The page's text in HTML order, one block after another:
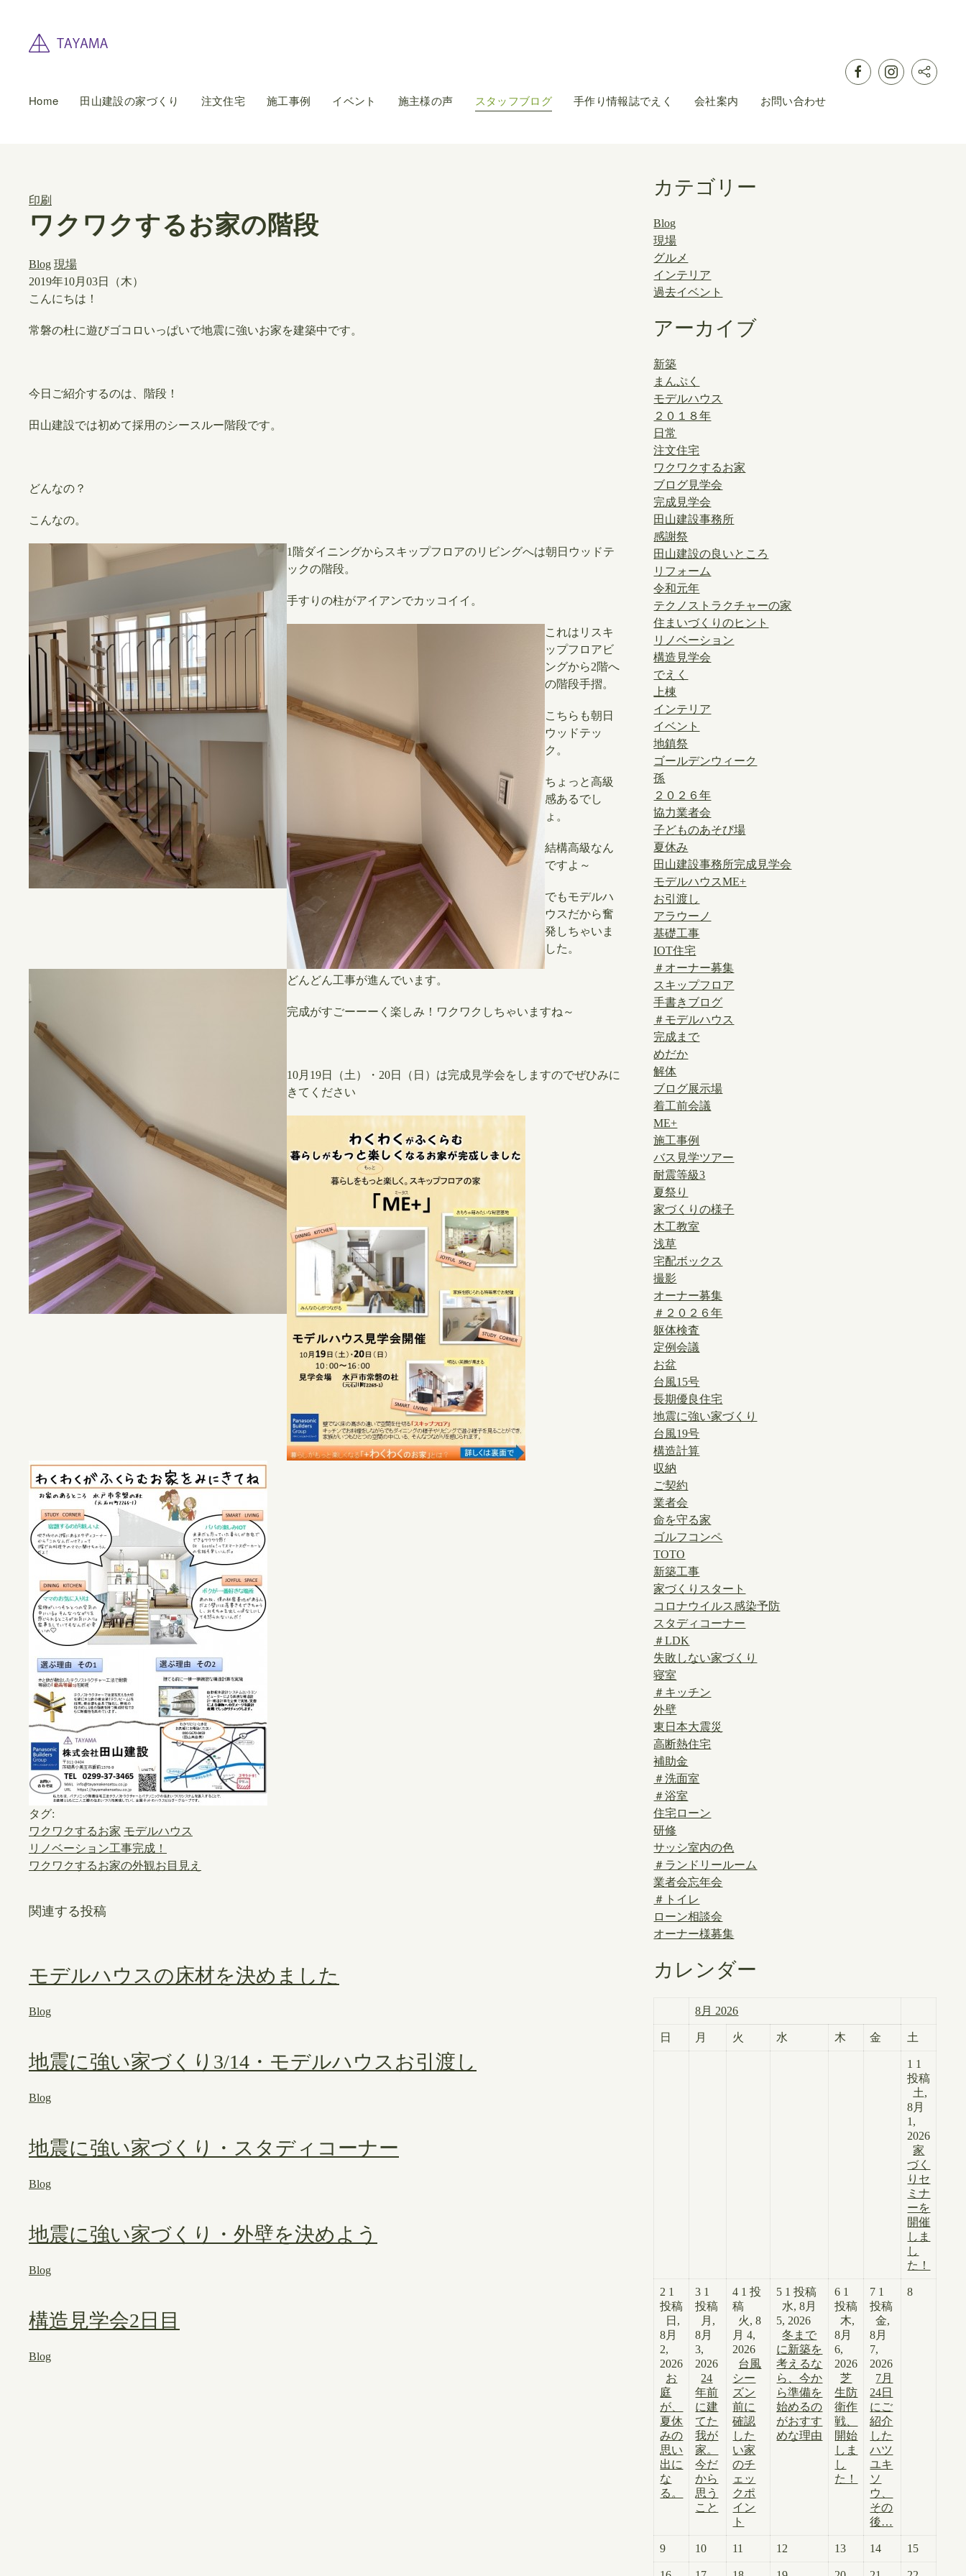
Home 田山建設の家づくり 注文住宅 施工事例 イベント 施主様の声 スタッフブログ 手作り情報誌でえく 会社案内 お問い合わせ
印刷
ワクワクするお家の階段
Blog 現場
2019年10月03日（木）
こんにちは！
常磐の杜に遊びゴコロいっぱいで地震に強いお家を建築中です。
今日ご紹介するのは、階段！
田山建設では初めて採用のシースルー階段です。
どんなの？
こんなの。
1階ダイニングからスキップフロアのリビングへは朝日ウッドテ
ックの階段。
手すりの柱がアイアンでカッコイイ。
これはリスキ
ップフロアビ
ングから2階へ
の階段手摺。
こちらも朝日
ウッドテッ
ク。
ちょっと高級
感あるでし
ょ。
結構高級なん
ですよ～
でもモデルハ
ウスだから奮
発しちゃいま
した。
どんどん工事が進んでいます。
完成がすごーーーく楽しみ！ワクワクしちゃいますね～
10月19日（土）・20日（日）は完成見学会をしますのでぜひみに
きてください
タグ:
ワクワクするお家 モデルハウス
リノベーション工事完成！
ワクワクするお家の外観お目見え
関連する投稿
モデルハウスの床材を決めました
Blog
地震に強い家づくり3/14・モデルハウスお引渡し
Blog
地震に強い家づくり・スタディコーナー
Blog
地震に強い家づくり・外壁を決めよう
Blog
構造見学会2日目
Blog
カテゴリー
Blog
現場
グルメ
インテリア
過去イベント
アーカイブ
新築
まんぷく
モデルハウス
２０１８年
日常
注文住宅
ワクワクするお家
ブログ見学会
完成見学会
田山建設事務所
感謝祭
田山建設の良いところ
リフォーム
令和元年
テクノストラクチャーの家
住まいづくりのヒント
リノベーション
構造見学会
でえく
上棟
インテリア
イベント
地鎮祭
ゴールデンウィーク
孫
２０２６年
協力業者会
子どものあそび場
夏休み
田山建設事務所完成見学会
モデルハウスME+
お引渡し
アラウーノ
基礎工事
IOT住宅
＃オーナー募集
スキップフロア
手書きブログ
＃モデルハウス
完成まで
めだか
解体
ブログ展示場
着工前会議
ME+
施工事例
バス見学ツアー
耐震等級3
夏祭り
家づくりの様子
木工教室
浅草
宅配ボックス
撮影
オーナー募集
＃２０２６年
躯体検査
定例会議
お盆
台風15号
長期優良住宅
地震に強い家づくり
台風19号
構造計算
収納
ご契約
業者会
命を守る家
ゴルフコンペ
TOTO
新築工事
家づくりスタート
コロナウイルス感染予防
スタディコーナー
＃LDK
失敗しない家づくり
寝室
＃キッチン
外壁
東日本大震災
高断熱住宅
補助金
＃洗面室
＃浴室
住宅ローン
研修
サッシ室内の色
＃ランドリールーム
業者会忘年会
＃トイレ
ローン相談会
オーナー様募集
カレンダー
8月 2026
日 月 火 水 木 金 土
1 1
投稿
土,
8月
1,
2026
家
づく
りセ
ミナ
ーを
開催
しま
し
た！
2 1
投稿
日,
8月
2,
2026
お
庭
が、
夏休
みの
思い
出に
な
る。
3 1
投稿
月,
8月
3,
2026
24
年前
に建
てた
我が
家。
今だ
から
思う
こと
4 1 投
稿
火, 8
月 4,
2026
台風
シー
ズン
前に
確認
した
い家
のチ
ェッ
クポ
イン
ト
5 1 投稿
水, 8月
5, 2026
冬まで
に新築を
考えるな
ら、今か
ら準備を
始めるの
がおすす
めな理由
6 1
投稿
木,
8月
6,
2026
芝
生防
衛作
戦、
開始
しま
し
た！
7 1
投稿
金,
8月
7,
2026
7月
24日
にご
紹介
した
ハツ
ユキ
ソ
ウ、
その
後…
8
9 10 11 12 13 14 15